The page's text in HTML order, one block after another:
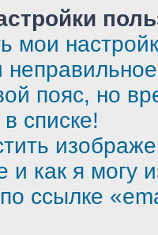
мои
пояс, но
списке!
и как я могу
ссылке